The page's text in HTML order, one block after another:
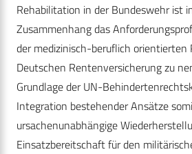
Rehabilitation in der Bundeswehr ist
Zusammenhang das
der medizinisch-beruflich orientierten
Deutschen Rentenversicherung zu
Grundlage der UN-
Integration bestehender Ansätze
ursachenunabhängige
Einsatzbereitschaft für den